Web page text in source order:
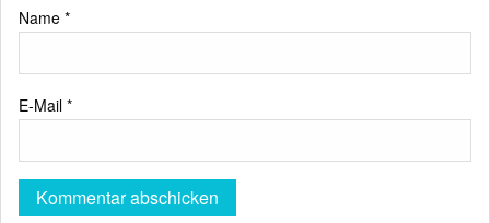
Name *
E-Mail *